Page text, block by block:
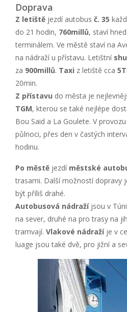
Doprava
Z letiště jezdí autobus č. 35
do 21 hodin, 760millů, staví
terminálem. Ve městě staví na
na nádraží u přístavu. Letištní
za 900millů. Taxi z letiště cca
20min.
Z přístavu do města je
TGM, kterou se také nejlépe
Bou Said a La Goulete. V
půlnoci, přes den v častých
hodinu.
Po městě jezdí městské
trasami. Další možností dopravy
být příliš drahé.
Autobusová nádražíjsou v
na sever, druhé na pro trasy na
tramvají. Vlakové nádražíje v
luage jsou také dvě, pro jižní a